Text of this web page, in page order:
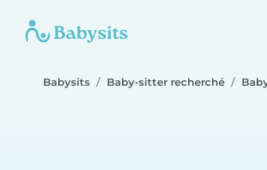
Babysits Baby-sitter recherché